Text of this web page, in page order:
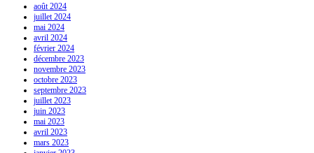
août 2024
juillet 2024
mai 2024
avril 2024
février 2024
décembre 2023
novembre 2023
octobre 2023
septembre 2023
juillet 2023
juin 2023
mai 2023
avril 2023
mars 2023